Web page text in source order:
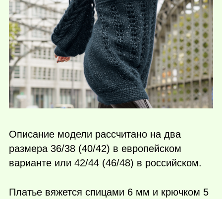
Описание модели рассчитано на два
размера 36/38 (40/42) в европейском
варианте или 42/44 (46/48) в российском.
Платье вяжется спицами 6 мм и крючком 5